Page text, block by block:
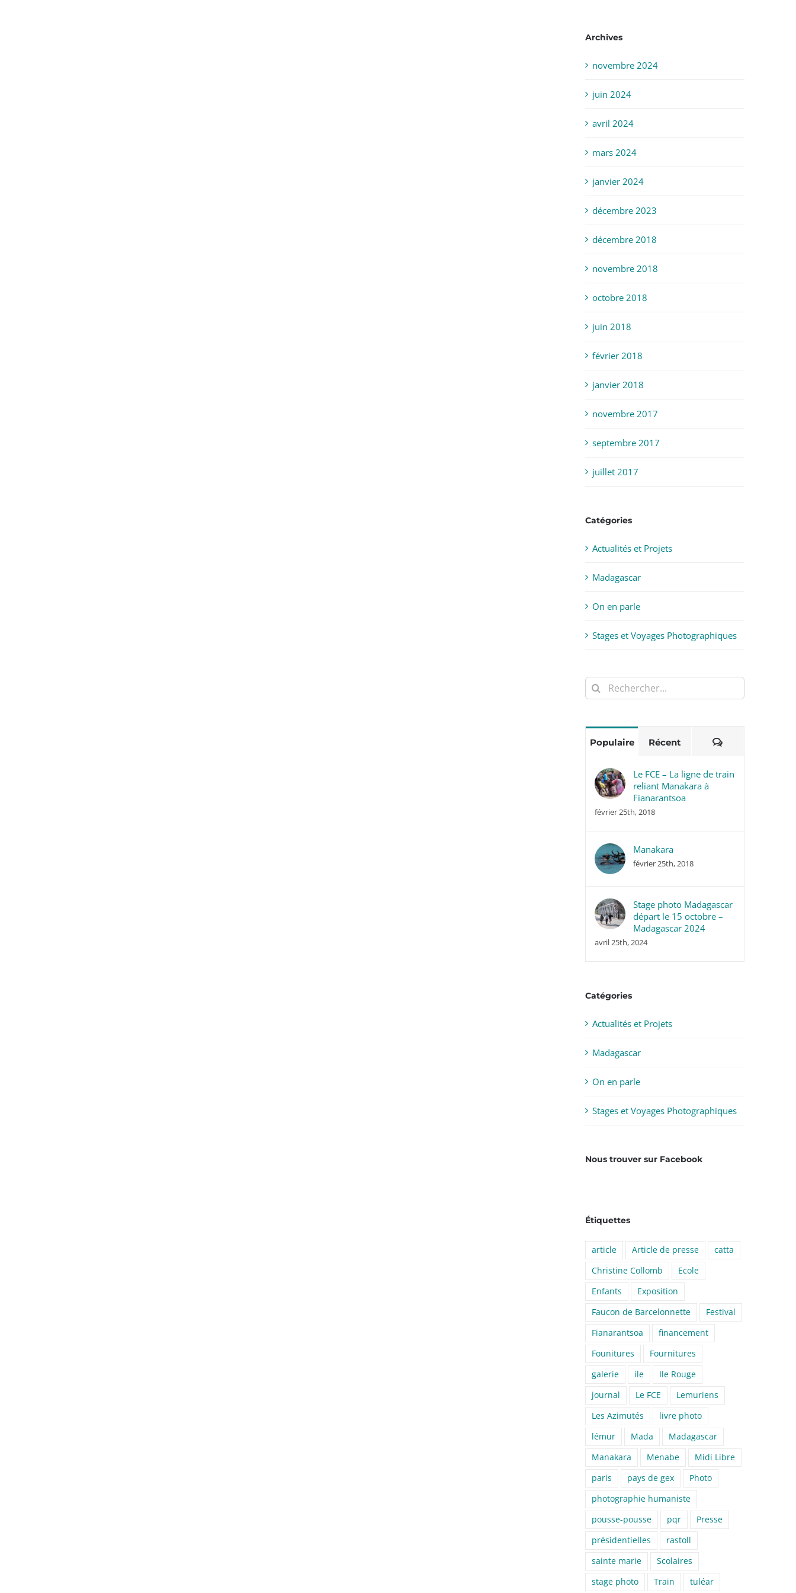
Archives
novembre 2024
juin 2024
avril 2024
mars 2024
janvier 2024
décembre 2023
décembre 2018
novembre 2018
octobre 2018
juin 2018
février 2018
janvier 2018
novembre 2017
septembre 2017
juillet 2017
Catégories
Actualités et Projets
Madagascar
On en parle
Stages et Voyages Photographiques
Rechercher:
Populaire Récent Commentaires
Le FCE – La ligne de train
reliant Manakara à
Fianarantsoa
février 25th, 2018
Manakara
février 25th, 2018
Stage photo Madagascar
départ le 15 octobre –
Madagascar 2024
avril 25th, 2024
Catégories
Actualités et Projets
Madagascar
On en parle
Stages et Voyages Photographiques
Nous trouver sur Facebook
Étiquettes
article Article de presse
catta
Christine Collomb
Ecole
Enfants
Exposition
Faucon de Barcelonnette
Festival
Fianarantsoa
financement
Founitures
Fournitures
galerie
ile
Ile Rouge
journal
Le FCE
Lemuriens
Les Azimutés
livre photo
lémur
Mada
Madagascar
Manakara
Menabe
Midi Libre
paris
pays de gex
Photo
photographie humaniste
pousse-pousse
pqr
Presse
présidentielles
rastoll
sainte marie
Scolaires
stage photo
Train tuléar